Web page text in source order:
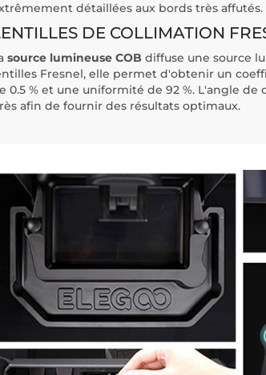
détaillées aux bords très affutés.
DE COLLIMATION
source lumineuse COB diffuse une source
Fresnel, elle permet d'obtenir un
0.5 % et une uniformité de 92 %. L'angle
afin de fournir des résultats optimaux.